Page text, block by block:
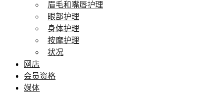
眉毛和嘴唇护理
眼部护理
身体护理
按摩护理
状况
网店
会员资格
媒体